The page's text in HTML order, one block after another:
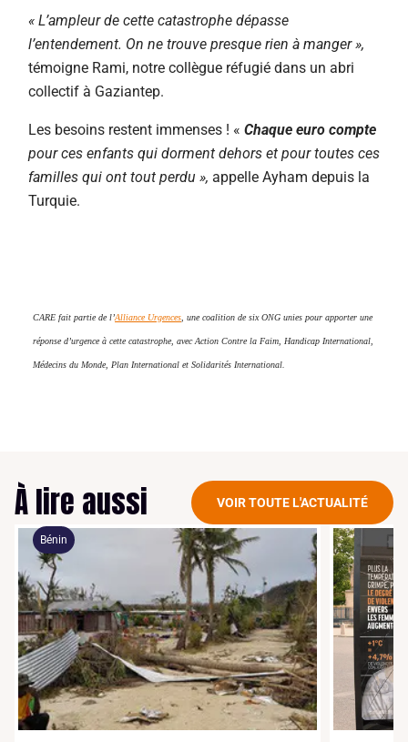
« L’ampleur de cette catastrophe dépasse
l’entendement. On ne trouve presque rien à manger »,
témoigne Rami, notre collègue réfugié dans un abri
collectif à Gaziantep.
Les besoins restent immenses ! « Chaque euro compte
pour ces enfants qui dorment dehors et pour toutes ces
familles qui ont tout perdu », appelle Ayham depuis la
Turquie.
CARE fait partie de l’Alliance Urgences , une coalition de six ONG unies pour apporter une
réponse d’urgence à cette catastrophe, avec Action Contre la Faim, Handicap International,
Médecins du Monde, Plan International et Solidarités International.
À lire aussi VOIR TOUTE L'ACTUALITÉ
Bénin